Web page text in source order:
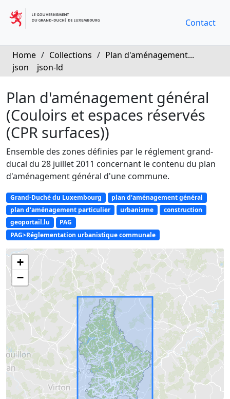
Contact
Home / Collections / Plan d'aménagement...
json
json-ld
Plan d'aménagement général
(Couloirs et espaces réservés
(CPR surfaces))
Ensemble des zones définies par le réglement grand-
ducal du 28 juillet 2011 concernant le contenu du plan
d'aménagement général d'une commune.
Grand-Duché du Luxembourg
plan d'aménagement général
plan d'aménagement particulier
urbanisme
construction
geoportail.lu
PAG
PAG>Réglementation urbanistique communale
+
−